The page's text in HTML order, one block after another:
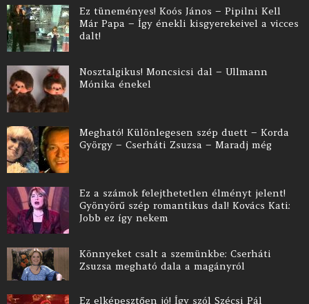
Ez tüneményes! Koós János – Pipilni Kell
Már Papa – Így énekli kisgyerekeivel a vicces
dalt!
Nosztalgikus! Moncsicsi dal – Ullmann
Mónika énekel
Megható! Különlegesen szép duett – Korda
György – Cserháti Zsuzsa – Maradj még
Ez a számok felejthetetlen élményt jelent!
Gyönyörű szép romantikus dal! Kovács Kati:
Jobb ez így nekem
Könnyeket csalt a szemünkbe: Cserháti
Zsuzsa megható dala a magányról
Ez elképesztően jó! Így szól Szécsi Pál